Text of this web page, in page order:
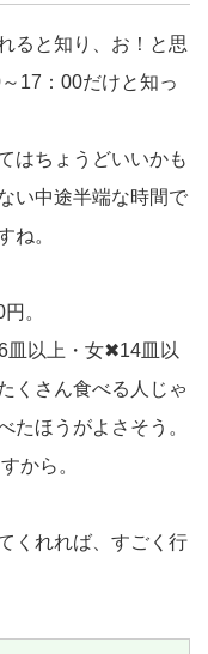
ると知り、お！と思
17：00だけと知っ
はちょうどいいかも
い中途半端な時間で
ね。
。
皿以上・女✖14皿以
くさん食べる人じゃ
たほうがよさそう。
から。
くれれば、すごく行